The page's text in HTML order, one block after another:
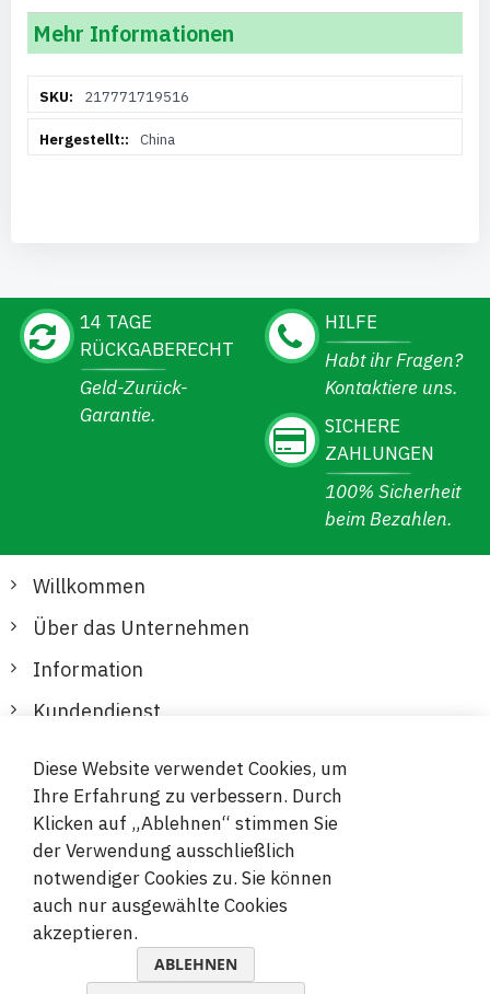
Mehr Informationen
Informationen217771719516
China
14 TAGE
RÜCKGABERECHT
Geld-Zurück-
Garantie.
HILFE
Habt ihr Fragen?
Kontaktiere uns.
SICHERE
ZAHLUNGEN
100% Sicherheit
beim Bezahlen.
Willkommen
Über das Unternehmen
Information
Kundendienst
Sichere und bequeme Zahlungen
© 2019-2026 Megamix s.r.o.
Diese Website verwendet Cookies, um
Ihre Erfahrung zu verbessern. Durch
Klicken auf „Ablehnen“ stimmen Sie
der Verwendung ausschließlich
notwendiger Cookies zu. Sie können
auch nur ausgewählte Cookies
akzeptieren.
ABLEHNEN